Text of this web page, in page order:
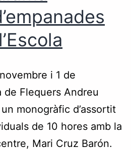
i 1 de
de Flequers Andreu
monogràfic d’assortit
de 10 hores amb la
Mari Cruz Barón.